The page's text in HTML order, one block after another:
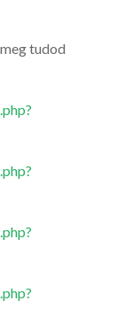
tudod